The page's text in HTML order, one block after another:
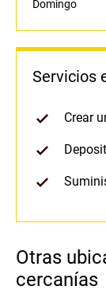
Domingo
Servicios
Crear
Otras
cercanías